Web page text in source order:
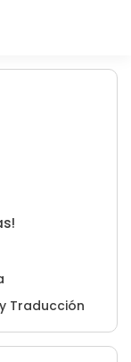
Traducción